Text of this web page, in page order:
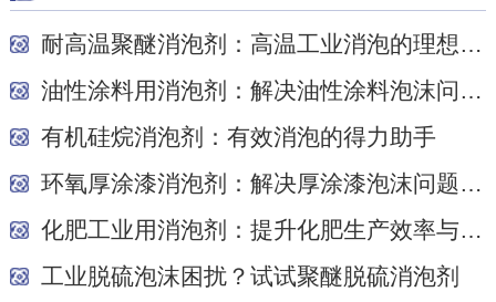
耐高温聚醚消泡剂：高温工业消泡的理想之选
油性涂料用消泡剂：解决油性涂料泡沫问题的关键
有机硅烷消泡剂：有效消泡的得力助手
环氧厚涂漆消泡剂：解决厚涂漆泡沫问题的关键
化肥工业用消泡剂：提升化肥生产效率与质量的关...
工业脱硫泡沫困扰？试试聚醚脱硫消泡剂